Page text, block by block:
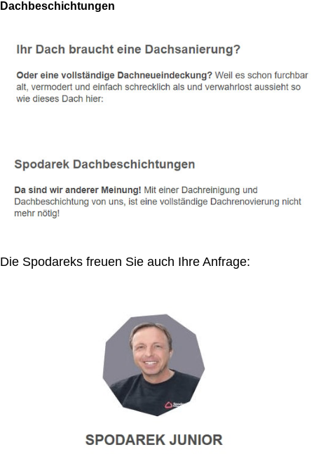
Dachbeschichtungen
Die Spodareks freuen Sie auch Ihre Anfrage: